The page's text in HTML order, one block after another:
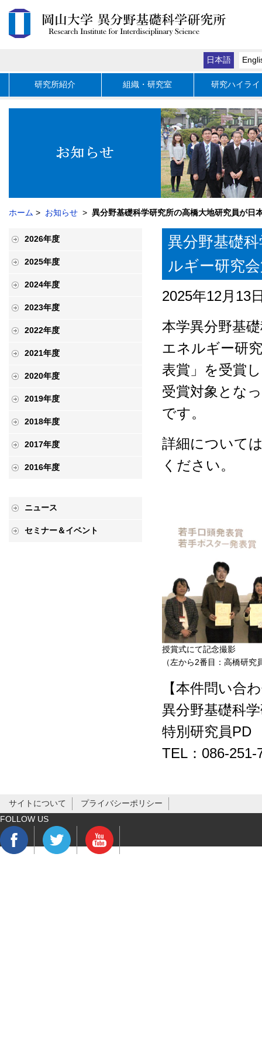
日本語
研究所紹介 組織・研究室 研究ハイライ
ホーム > お知らせ > 異分野基礎科学研究所の高橋大地研究員が日
異分野基礎
ルギー研究
2025年12月13
本学異分野基
エネルギー研
表賞」を受賞
受賞対象とな
です。
詳細について
ください。
授賞式にて記念撮影
（左から2番目：高橋研究
【本件問い合
異分野基礎科
特別研究員
TEL：086-251-
2026年度
2025年度
2024年度
2023年度
2022年度
2021年度
2020年度
2019年度
2018年度
2017年度
2016年度
ニュース
セミナー＆イベント
サイトについて
プライバシーポリシー
FOLLOW US